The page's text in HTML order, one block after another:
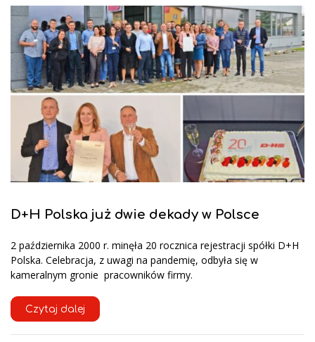
D+H Polska już dwie dekady w Polsce
2 października 2000 r. minęła 20 rocznica rejestracji spółki D+H
Polska. Celebracja, z uwagi na pandemię, odbyła się w
kameralnym gronie pracowników firmy.
Czytaj dalej